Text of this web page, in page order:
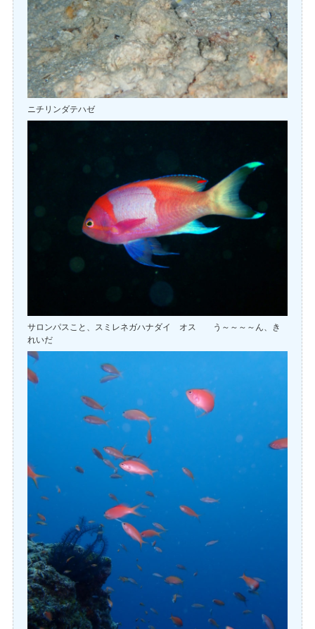
ニチリンダテハゼ
サロンパスこと、スミレネガハナダイ オス う～～～～ん、き
れいだ